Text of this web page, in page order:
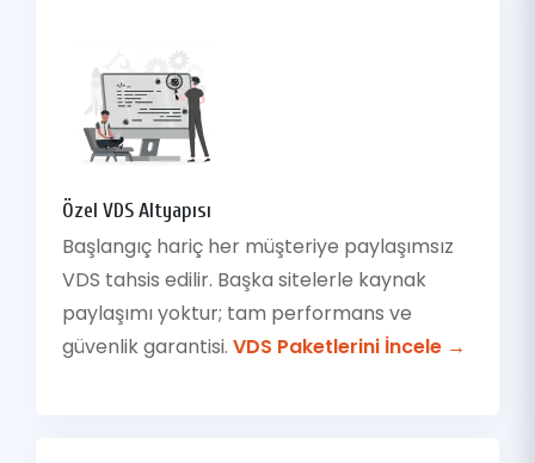
Özel VDS Altyapısı
Başlangıç hariç her müşteriye paylaşımsız
VDS tahsis edilir. Başka sitelerle kaynak
paylaşımı yoktur; tam performans ve
güvenlik garantisi.VDS Paketlerini İncele →